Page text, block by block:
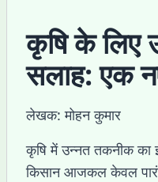
कृषि के लिए
सलाह: एक
लेखक: मोहन कुमार
कृषि में उन्नत तकनीक का
किसान आजकल केवल